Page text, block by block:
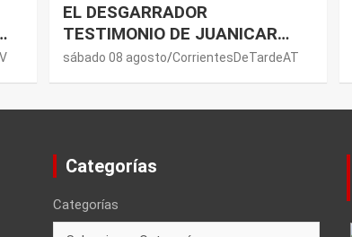
EL DESGARRADOR
TESTIMONIO DE JUANICAR
TRAS ABANDONAR GRAN
sábado 08 agosto CorrientesDeTardeAT
Categorías
Categorías